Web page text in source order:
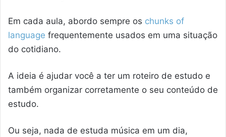
Em cada aula, abordo sempre os chunks of
language frequentemente usados em uma situação
do cotidiano.
A ideia é ajudar você a ter um roteiro de estudo e
também organizar corretamente o seu conteúdo de
estudo.
Ou seja, nada de estuda música em um dia,